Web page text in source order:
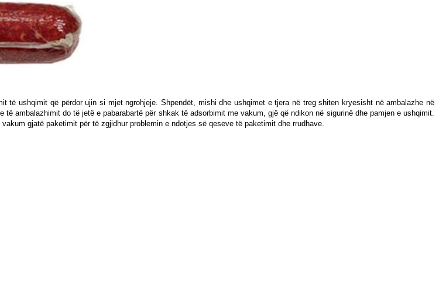
të ushqimit që përdor ujin si mjet ngrohjeje. Shpendët, mishi dhe ushqimet e tjera në treg shiten kryesisht në ambalazhe në
ambalazhimit do të jetë e pabarabartë për shkak të adsorbimit me vakum, gjë që ndikon në sigurinë dhe pamjen e ushqimit.
gjatë paketimit për të zgjidhur problemin e ndotjes së qeseve të paketimit dhe rrudhave.